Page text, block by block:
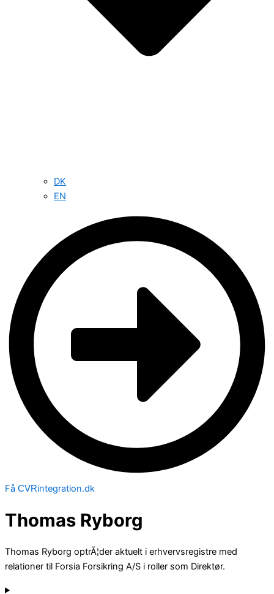
DK
EN
Få CVRintegration.dk
Thomas Ryborg
Thomas Ryborg optrÃ¦der aktuelt i erhvervsregistre med
relationer til Forsia Forsikring A/S i roller som Direktør.